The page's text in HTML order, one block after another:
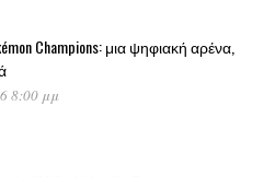
Champions: μια ψηφιακή αρένα,
8:00 μμ